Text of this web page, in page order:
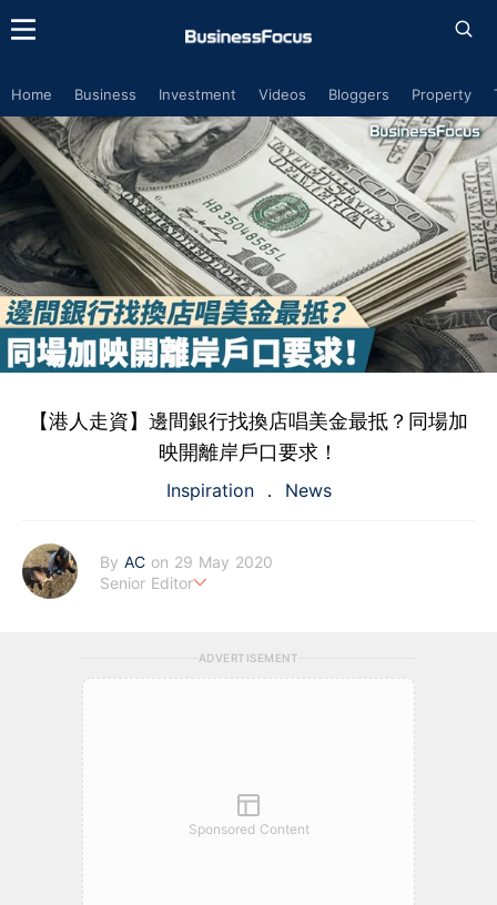
Home Business Investment Videos Bloggers Property
【港人走資】邊間銀行找換店唱美金最抵？同場加
映開離岸戶口要求！
Inspiration News
By AC on 29 May 2020
Senior Editor
ADVERTISEMENT
Sponsored Content